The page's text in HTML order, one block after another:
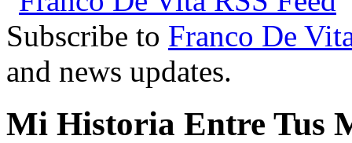
Subscribe to Franco De
and news updates.
Mi Historia Entre Tus